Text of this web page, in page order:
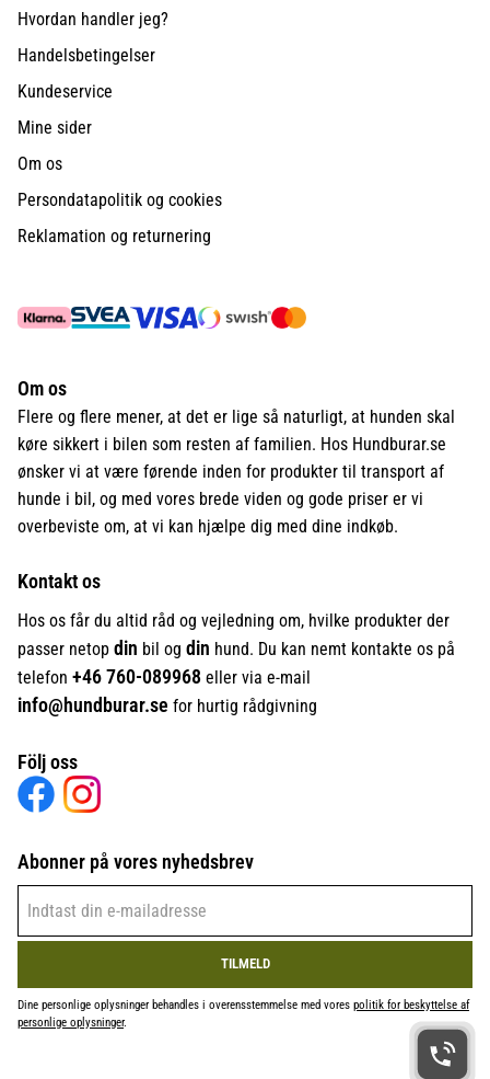
Hvordan handler jeg?
Handelsbetingelser
Kundeservice
Mine sider
Om os
Persondatapolitik og cookies
Reklamation og returnering
Om os
Flere og flere mener, at det er lige så naturligt, at hunden skal
køre sikkert i bilen som resten af familien. Hos Hundburar.se
ønsker vi at være førende inden for produkter til transport af
hunde i bil, og med vores brede viden og gode priser er vi
overbeviste om, at vi kan hjælpe dig med dine indkøb.
Kontakt os
Hos os får du altid råd og vejledning om, hvilke produkter der
passer netop din bil og din hund. Du kan nemt kontakte os på
telefon +46760-089968 eller via e-mail
info@hundburar.se for hurtig rådgivning
Följ oss
Abonner på vores nyhedsbrev
TILMELD
Dine personlige oplysninger behandles i overensstemmelse med vores politik for beskyttelse af
personlige oplysninger.